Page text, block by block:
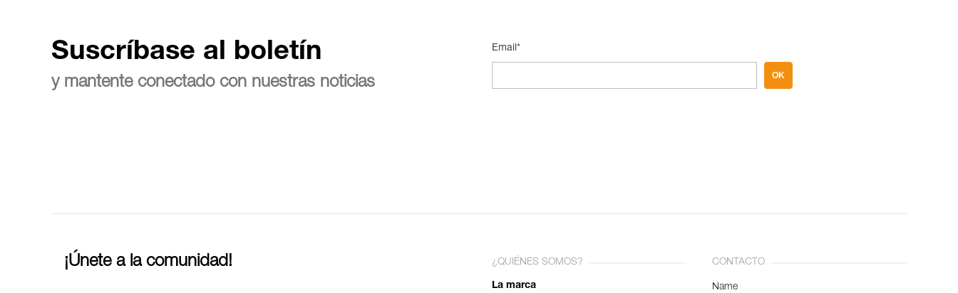
Suscríbase al boletín
y mantente conectado con nuestras noticias
Email*
OK
¡Únete a la comunidad! ¿QUIÉNES SOMOS?
La marca
CONTACTO
Name